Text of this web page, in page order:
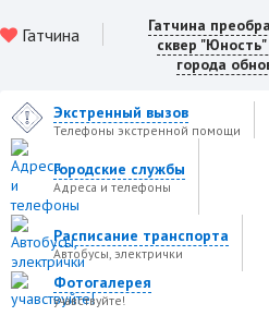
Гатчина
Гатчина
сквер
города
Экстренный вызов
Телефоны экстренной помощи
Городские службы
Адреса и телефоны
Расписание транспорта
Автобусы, электрички
Фотогалерея
учавствуйте!